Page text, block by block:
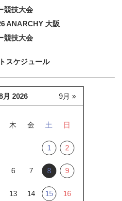
森永乳業株式会社
無理なく脂肪を減らすカギは 「腸
内環境」にあり！？
競技大会
ANARCHY 大阪
競技大会
スケジュール
月 2026
木 金 土 日
1 2
6 7 8 9
13 14 15 16
9月 »